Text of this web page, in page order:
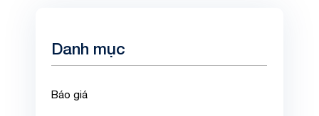
Danh mục
Báo giá